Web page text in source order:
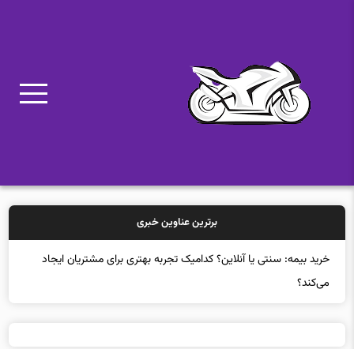
برترین عناوین خبری
خرید ب